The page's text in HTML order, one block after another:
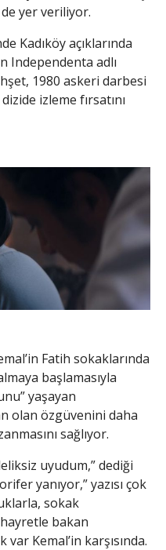
yer veriliyor.
Kadıköy açıklarında
Independenta adlı
1980 askeri darbesi
izleme fırsatını
Fatih sokaklarında
başlamasıyla
yaşayan
olan özgüvenini daha
sağlıyor.
uyudum,” dediği
yanıyor,” yazısı çok
sokak
bakan
Kemal’in karşısında.